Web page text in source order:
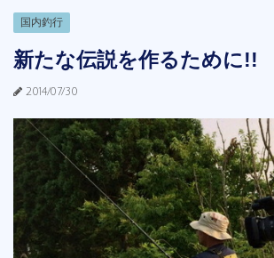
国内釣行
新たな伝説を作るために!!
2014/07/30